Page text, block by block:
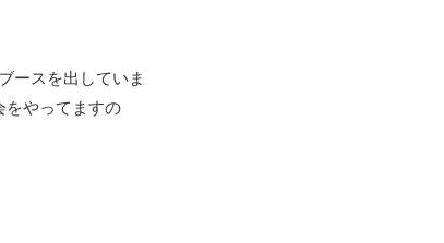
ースを出していま
をやってますの